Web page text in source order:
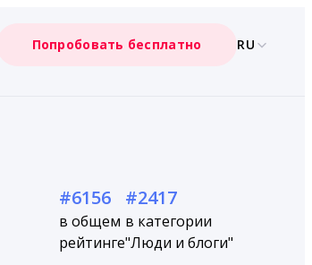
Попробовать бесплатно RU
#6156
в общем
рейтинге
#2417
в категории
"Люди и блоги"